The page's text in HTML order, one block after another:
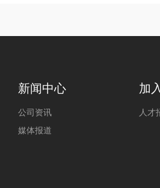
新闻中心
公司资讯
媒体报道
加
人才